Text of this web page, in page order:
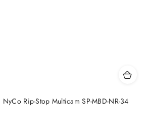
Rip-Stop Multicam SP-MBD-NR-34